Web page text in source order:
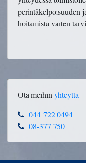
perintäkelpoisuuden
hoitamista varten
Ota meihin yhteyttä
044-722 0494
08-377 750